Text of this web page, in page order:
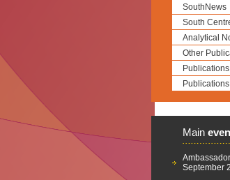
SouthNews
South
Analytical
Other
Main
September